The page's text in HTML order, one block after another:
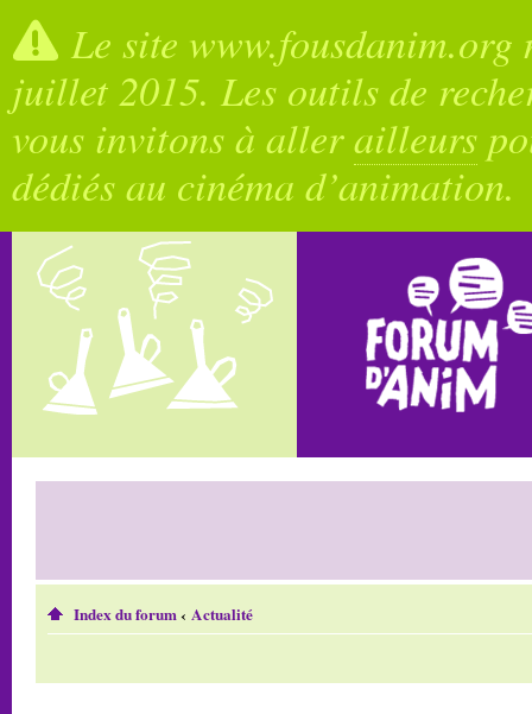
Le site
juillet 2015. Les outils de
vous invitons à allerailleurs
dédiés au cinéma d’animation.
Index du forum‹ Actualité